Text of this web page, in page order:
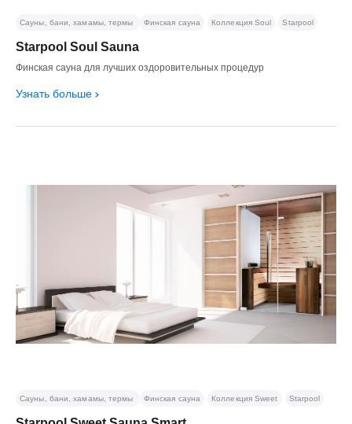
Starpool Soul Sauna
Финская сауна для лучших оздоровительных процедур
Узнать больше
Сауны, бани, хамамы, термы Финская сауна Коллекция Soul Starpool
Сауны, бани, хамамы, термы Финская сауна Коллекция Sweet Starpool